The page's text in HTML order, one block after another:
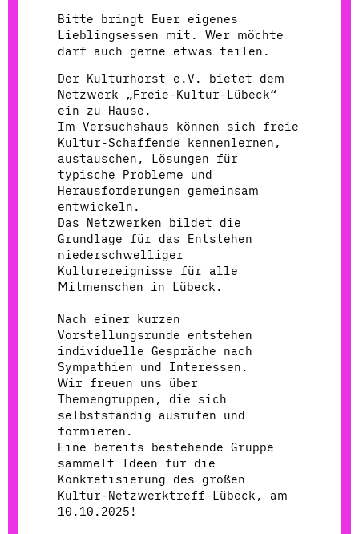
Bitte bringt Euer eigenes
Lieblingsessen mit. Wer möchte
darf auch gerne etwas teilen.
Der Kulturhorst e.V. bietet dem
Netzwerk „Freie-Kultur-Lübeck“
ein zu Hause.
Im Versuchshaus können sich freie
Kultur-Schaffende kennenlernen,
austauschen, Lösungen für
typische Probleme und
Herausforderungen gemeinsam
entwickeln.
Das Netzwerken bildet die
Grundlage für das Entstehen
niederschwelliger
Kulturereignisse für alle
Mitmenschen in Lübeck.
Nach einer kurzen
Vorstellungsrunde entstehen
individuelle Gespräche nach
Sympathien und Interessen.
Wir freuen uns über
Themengruppen, die sich
selbstständig ausrufen und
formieren.
Eine bereits bestehende Gruppe
sammelt Ideen für die
Konkretisierung des großen
Kultur-Netzwerktreff-Lübeck, am
10.10.2025!